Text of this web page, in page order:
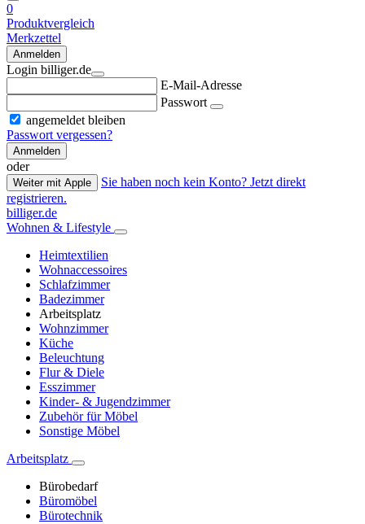
0
Produktvergleich
Merkzettel
Anmelden
Login billiger.de
E-Mail-Adresse
Passwort
angemeldet bleiben
Passwort vergessen?
Anmelden
oder
Weiter mit Apple
Sie haben noch kein Konto? Jetzt direkt
registrieren.
billiger.de
Wohnen & Lifestyle
Heimtextilien
Wohnaccessoires
Schlafzimmer
Badezimmer
Arbeitsplatz
Wohnzimmer
Küche
Beleuchtung
Flur & Diele
Esszimmer
Kinder- & Jugendzimmer
Zubehör für Möbel
Sonstige Möbel
Arbeitsplatz
Bürobedarf
Büromöbel
Bürotechnik